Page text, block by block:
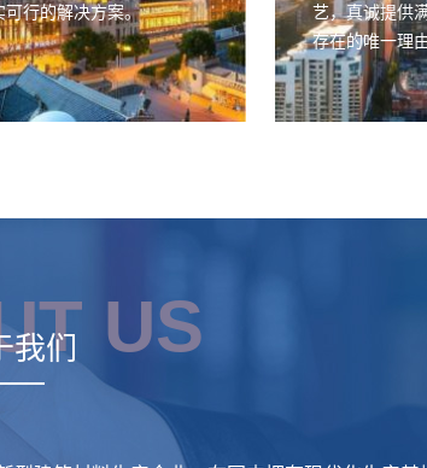
行的解决方案。
艺，真诚提供
存在的唯一理
US
我们